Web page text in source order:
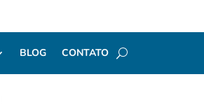
BLOG CONTATO